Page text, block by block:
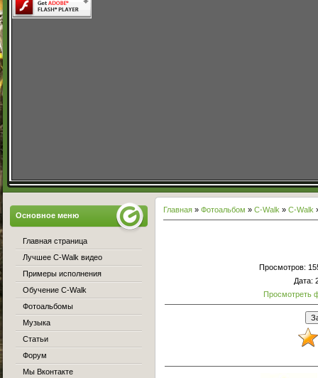
Главная » Фотоальбом » С-Walk » C-Walk
Просмотров:
Дата:
Просмотреть
Основное меню
Главная страница
Лучшее C-Walk видео
Примеры исполнения
Обучение C-Walk
Фотоальбомы
Музыка
Статьи
Форум
Мы Вконтакте